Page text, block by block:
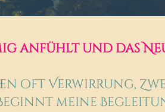
anfühlt und das
oft Verwirrung,
meine